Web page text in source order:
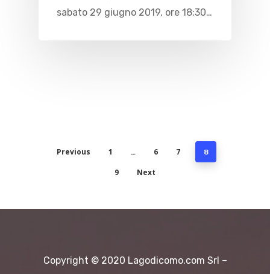
sabato 29 giugno 2019, ore 18:30…
Previous 1 … 6 7 8
9 Next
Copyright © 2020 Lagodicomo.com Srl –
Voli In Elicottero
Destinazioni
Blog&News
Contattaci